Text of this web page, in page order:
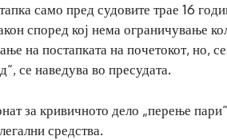
само пред судовите трае 16
според кој нема ограничување
на постапката на почетокот, но,
се наведува во пресудата.
за кривичното дело „перење
средства.